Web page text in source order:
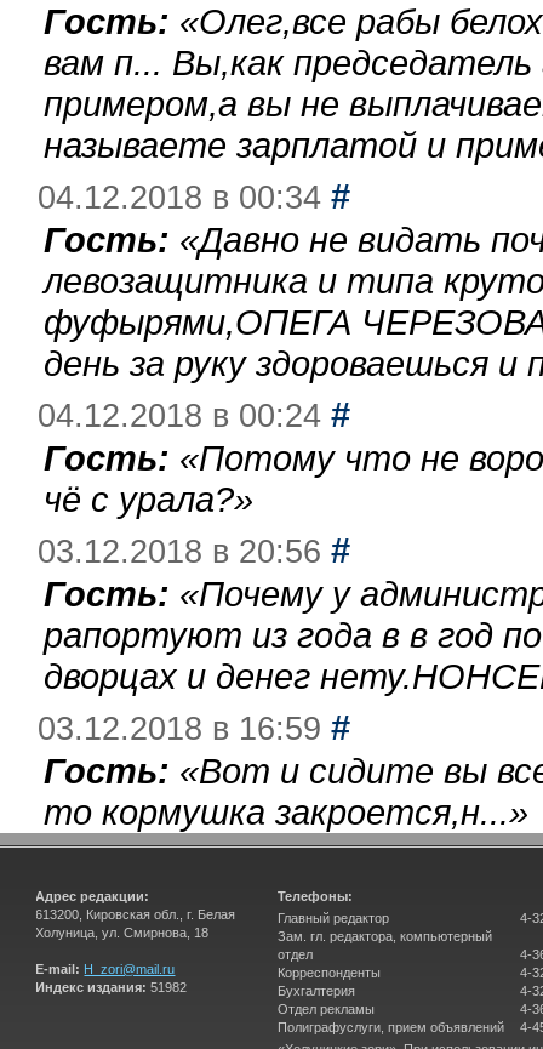
Гость: «Олег,все рабы
вам п... Вы,как
примером,а вы не
называете зарплатой и
04.12.2018 в 00:34 #
Гость: «Давно не видать
левозащитника и типа
фуфырями,ОПЕГА
день за руку здороваешься
04.12.2018 в 00:24 #
Гость: «Потому что не
чё с урала?»
03.12.2018 в 20:56 #
Гость: «Почему у
рапортуют из года в в год
дворцах и денег
03.12.2018 в 16:59 #
Гость: «Вот и сидите вы
то кормушка закроется,н...»
Адрес редакции:
613200, Кировская обл., г. Белая
Холуница, ул. Смирнова, 18
E-mail: H_zori@mail.ru
Индекс издания: 51982
Телефоны:
Главный редактор
Зам. гл. редактора, компьютерный
отдел
Корреспонденты
Бухгалтерия
Отдел рекламы
Полиграфуслуги, прием объявлений
4-
4-
4-
4-
4-
4-